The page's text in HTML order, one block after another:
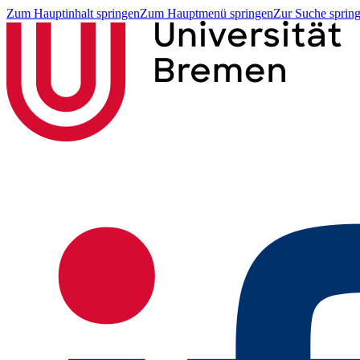
Zum Hauptinhalt springenZum Hauptmenü springenZur Suche